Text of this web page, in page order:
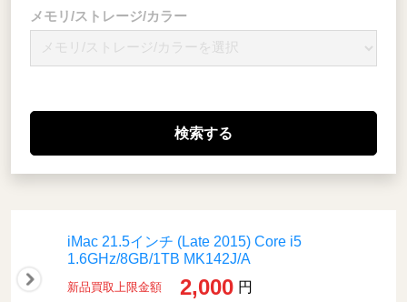
メモリ/ストレージ/カラー
iMac 21.5インチ (Late 2015) Core i5
1.6GHz/8GB/1TB MK142J/A
新品買取上限金額 2,000 円